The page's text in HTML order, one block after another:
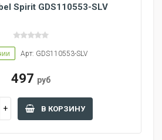
Spirit GDS110553-SLV
Арт: GDS110553-SLV
497 руб
В КОРЗИНУ